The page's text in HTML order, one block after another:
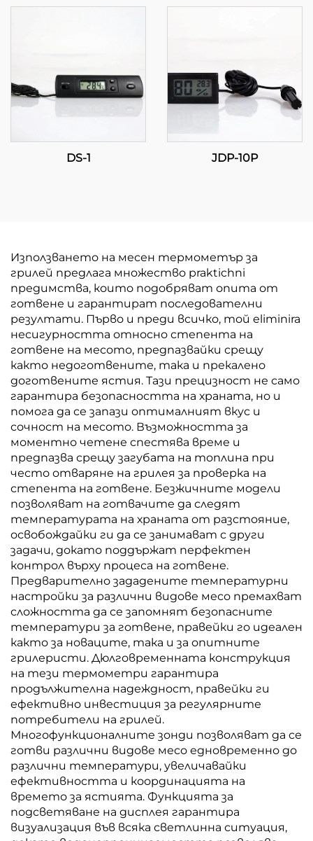
Напредно Регулиране
Прецизност и
Температурата
DS-1 JDP-10P
Използването на месен термометър за
грилей предлага множество praktichni
предимства, които подобряват опита от
готвене и гарантират последователни
резултати. Първо и преди всичко, той eliminira
несигурността относно степента на
готвене на месото, предпазвайки срещу
както недоготвените, така и прекалено
доготвените ястия. Тази прецизност не само
гарантира безопасността на храната, но и
помога да се запази оптималният вкус и
сочност на месото. Възможността за
моментно четене спестява време и
предпазва срещу загубата на топлина при
често отваряне на грилея за проверка на
степента на готвене. Безжичните модели
позволяват на готвачите да следят
температурата на храната от разстояние,
освобождайки ги да се занимават с други
задачи, докато поддържат перфектен
контрол върху процеса на готвене.
Предварително зададените температурни
настройки за различни видове месо премахват
сложността да се запомнят безопасните
температури за готвене, правейки го идеален
както за новаците, така и за опитните
грилеристи. Дюлговременната конструкция
на тези термометри гарантира
продължителна надеждност, правейки ги
ефективно инвестиция за регулярните
потребители на грилей.
Многофункционалните зонди позволяват да се
готви различни видове месо едновременно до
различни температури, увеличавайки
ефективността и координацията на
времето за ястията. Функцията за
подсветяване на дисплея гарантира
визуализация във всяка светлинна ситуация,